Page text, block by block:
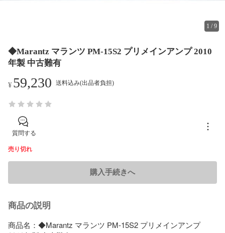
1 /9
◆Marantz マランツ PM-15S2 プリメインアンプ 2010
年製 中古難有
¥59,230 送料込み(出品者負担)
質問する
売り切れ
購入手続きへ
商品の説明
商品名：◆Marantz マランツ PM-15S2 プリメインアンプ